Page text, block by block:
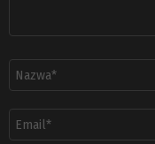
email